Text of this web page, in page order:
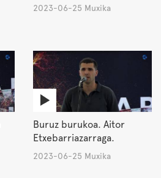
2023-06-25 Muxika
Buruz burukoa. Aitor
Etxebarriazarraga.
2023-06-25 Muxika